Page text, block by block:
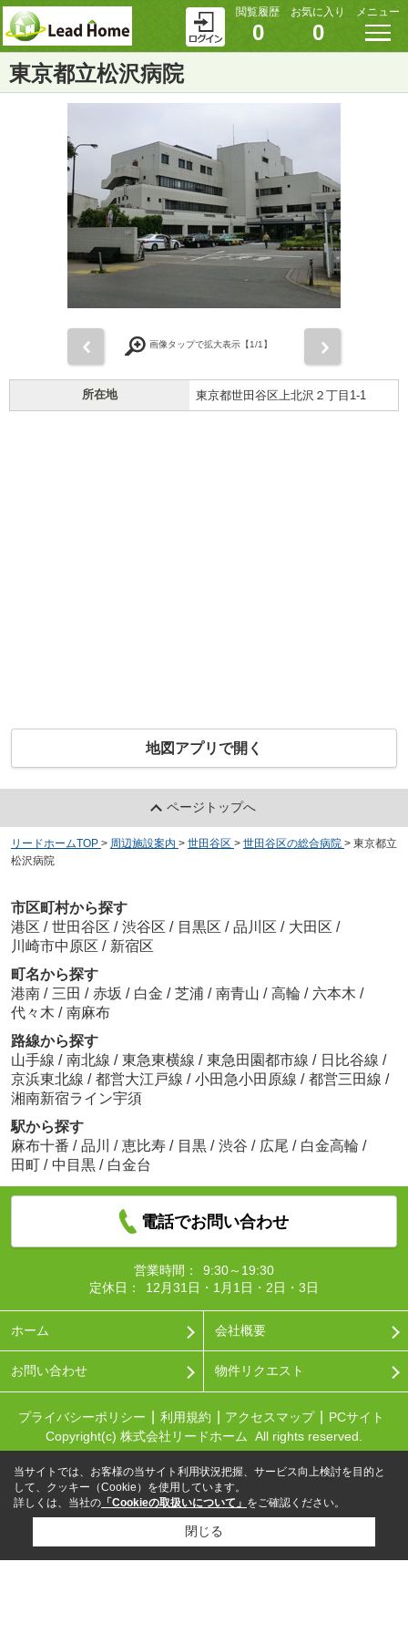
閲覧履歴
0
お気に入り
0
メニュー
東京都立松沢病院
画像タップで拡大表示【1/1】
所在地 東京都世田谷区上北沢２丁目1-1
地図アプリで開く
ページトップへ
リードホームTOP > 周辺施設案内 > 世田谷区 > 世田谷区の総合病院 > 東京都立
松沢病院
市区町村から探す
港区 / 世田谷区 / 渋谷区 / 目黒区 / 品川区 / 大田区 /
川崎市中原区 / 新宿区
町名から探す
港南 / 三田 / 赤坂 / 白金 / 芝浦 / 南青山 / 高輪 / 六本木 /
代々木 / 南麻布
路線から探す
山手線 / 南北線 / 東急東横線 / 東急田園都市線 / 日比谷線 /
京浜東北線 / 都営大江戸線 / 小田急小田原線 / 都営三田線 /
湘南新宿ライン宇須
駅から探す
麻布十番 / 品川 / 恵比寿 / 目黒 / 渋谷 / 広尾 / 白金高輪 /
田町 / 中目黒 / 白金台
電話でお問い合わせ
営業時間：
9:30～19:30
定休日：
12月31日・1月1日・2日・3日
ホーム 会社概要
お問い合わせ 物件リクエスト
プライバシーポリシー 利用規約 アクセスマップ
PCサイト
Copyright(c) 株式会社リードホーム All rights reserved.
当サイトでは、お客様の当サイト利用状況把握、サービス向上検討を目的と
して、クッキー（Cookie）を使用しています。
詳しくは、当社の 「Cookieの取扱いについて」 をご確認ください。
閉じる